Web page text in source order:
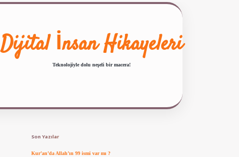
Dijital İnsan Hikayeleri
Teknolojiyle dolu neşeli bir macera!
Son Yazılar
Kur’an’da Allah’ın 99 ismi var mı ?